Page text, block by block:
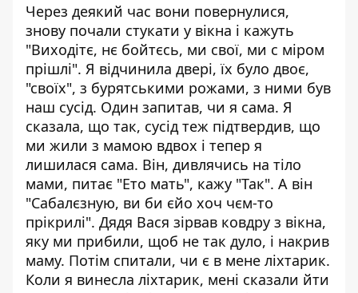
Через деякий час вони повернулися,
знову почали стукати у вікна і кажуть
"Виходітє, нє бойтєсь, ми свої, ми с міром
прішлі". Я відчинила двері, їх було двоє,
"своїх", з бурятськими рожами, з ними був
наш сусід. Один запитав, чи я сама. Я
сказала, що так, сусід теж підтвердив, що
ми жили з мамою вдвох і тепер я
лишилася сама. Він, дивлячись на тіло
мами, питає "Ето мать", кажу "Так". А він
"Сабалєзную, ви би єйо хоч чєм-то
прікрилі". Дядя Вася зірвав ковдру з вікна,
яку ми прибили, щоб не так дуло, і накрив
маму. Потім спитали, чи є в мене ліхтарик.
Коли я винесла ліхтарик, мені сказали йти